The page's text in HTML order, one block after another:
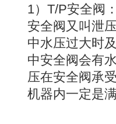
1） T/P安全阀
安全阀又叫 泄
中水压过大时
中安全阀会有
压在安全阀承
机器内一定是